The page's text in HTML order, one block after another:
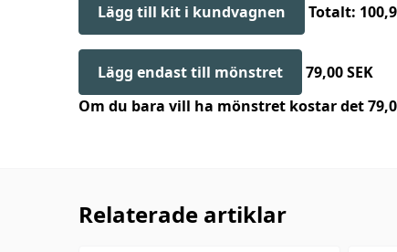
Lägg till kit i kundvagnen Totalt:
Lägg endast till mönstret
79,00 SEK
Om du bara vill ha mönstret kostar det
Relaterade artiklar